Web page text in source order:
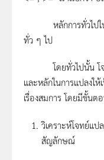
หลักการทั่วไปในก
ทั่ว ๆ ไป
โดยทั่วไปนั้น โจท
และหลักในการแปลงใ
เรื่องสมการ โดยมีขั้นต
วิเคราะห์โจทย์แ
สัญลักษณ์